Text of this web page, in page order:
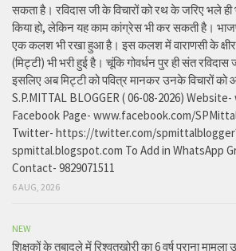
सकता है। रविदास जी के विचारों को रथ के जरिए भले
किया हो, लेकिन यह काम कांग्रेस भी कर सकती है।
एक कलश भी रखा हुआ है। इस कलश में वाराणसी के
(मिट्टी) भी भरी हुई है। चूंकि गोवर्धन पुर ही संत रविदास
इसलिए अब मिट्टी को पवित्र मानकर उनके विचारों को
S.P.MITTAL BLOGGER ( 06-08-2026)
Facebook Page- www.facebook.com/
Twitter- https://twitter.com/
spmittal.blogspot.com To Add in WhatsApp
Contact- 9829071511
6 AUG, 2026
NEW
शिक्षकों के तबादले में रिश्वतखोरी का 6 वर्ष पुराना